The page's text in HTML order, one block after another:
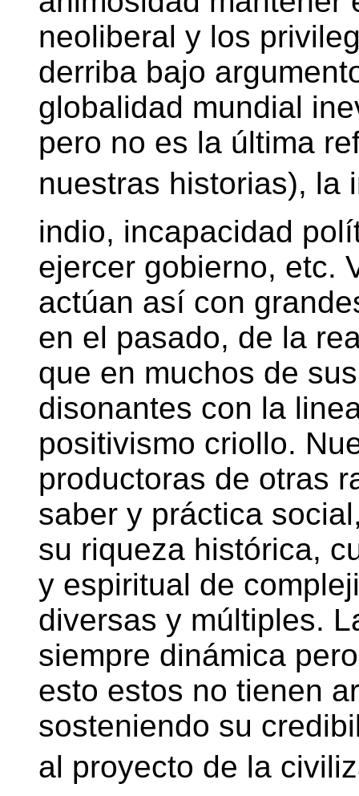
neoliberal y los
derriba bajo
globalidad mundial
pero no es la última
nuestras historias), la
indio, incapacidad
ejercer gobierno, etc.
actúan así con
en el pasado, de la
que en muchos de
disonantes con la
positivismo criollo.
productoras de otras
saber y práctica
su riqueza histórica,
y espiritual de
diversas y múltiples.
siempre dinámica
esto estos no tienen
sosteniendo su
al proyecto de la